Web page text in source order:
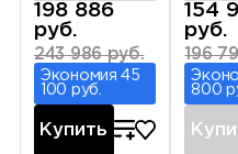
198 886
руб.
243 986 руб.
Экономия 45
100 руб.
Купить
154
руб.
196
800